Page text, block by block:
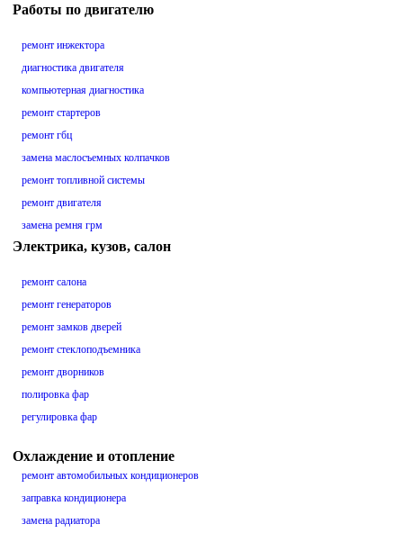
Работы по двигателю
ремонт инжектора
диагностика двигателя
компьютерная диагностика
ремонт стартеров
ремонт гбц
замена маслосъемных колпачков
ремонт топливной системы
ремонт двигателя
замена ремня грм
Электрика, кузов, салон
ремонт салона
ремонт генераторов
ремонт замков дверей
ремонт стеклоподъемника
ремонт дворников
полировка фар
регулировка фар
Охлаждение и отопление
ремонт автомобильных кондиционеров
заправка кондиционера
замена радиатора